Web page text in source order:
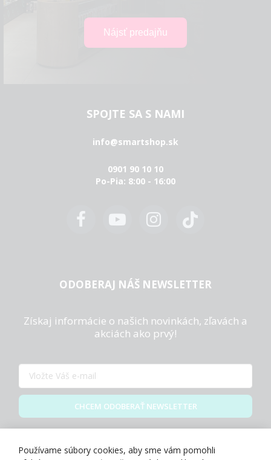
SPOJTE SA S NAMI
info@smartshop.sk
0901 90 10 10
Po-Pia: 8:00 - 16:00
ODOBERAJ NÁŠ NEWSLETTER
Získaj informácie o našich novinkách, zľavách a
akciách ako prvý!
CHCEM ODOBERAŤ NEWSLETTER
Používame súbory cookies, aby sme vám pomohli